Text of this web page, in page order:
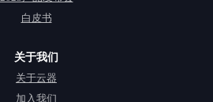
白皮书
关于我们
关于云器
加入我们